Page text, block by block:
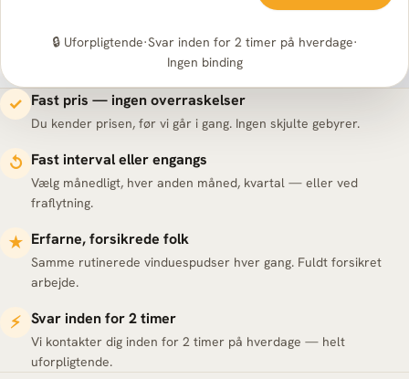
🔒 Uforpligtende·Svar inden for 2 timer på hverdage·
Ingen binding
✓ Fast pris — ingen overraskelser
Du kender prisen, før vi går i gang. Ingen skjulte gebyrer.
↺ Fast interval eller engangs
Vælg månedligt, hver anden måned, kvartal — eller ved
fraflytning.
★ Erfarne, forsikrede folk
Samme rutinerede vinduespudser hver gang. Fuldt forsikret
arbejde.
⚡ Svar inden for 2 timer
Vi kontakter dig inden for 2 timer på hverdage — helt
uforpligtende.